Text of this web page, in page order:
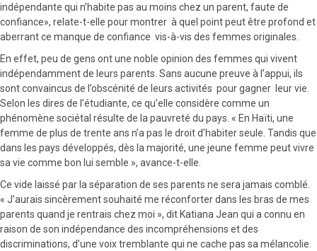
indépendante qui n’habite pas au moins chez un parent, faute de
confiance», relate-t-elle pour montrer à quel point peut être profond et
aberrant ce manque de confiance vis-à-vis des femmes originales.
En effet, peu de gens ont une noble opinion des femmes qui vivent
indépendamment de leurs parents. Sans aucune preuve à l’appui, ils
sont convaincus de l’obscénité de leurs activités pour gagner leur vie.
Selon les dires de l’étudiante, ce qu’elle considère comme un
phénomène sociétal résulte de la pauvreté du pays. « En Haïti, une
femme de plus de trente ans n’a pas le droit d’habiter seule. Tandis que
dans les pays développés, dès la majorité, une jeune femme peut vivre
sa vie comme bon lui semble », avance-t-elle.
Ce vide laissé par la séparation de ses parents ne sera jamais comblé.
« J’aurais sincèrement souhaité me réconforter dans les bras de mes
parents quand je rentrais chez moi », dit Katiana Jean qui a connu en
raison de son indépendance des incompréhensions et des
discriminations, d’une voix tremblante qui ne cache pas sa mélancolie.